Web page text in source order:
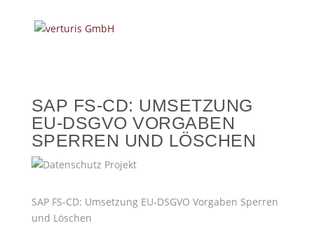
SAP FS-CD: UMSETZUNG
EU-DSGVO VORGABEN
SPERREN UND LÖSCHEN
SAP FS-CD: Umsetzung EU-DSGVO Vorgaben Sperren
und Löschen